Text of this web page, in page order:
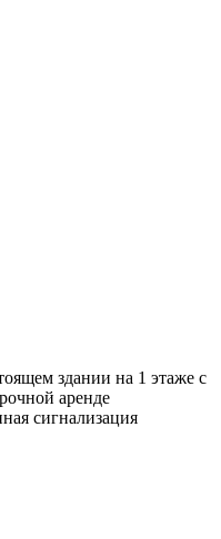
здании на 1 этаже с
аренде
сигнализация